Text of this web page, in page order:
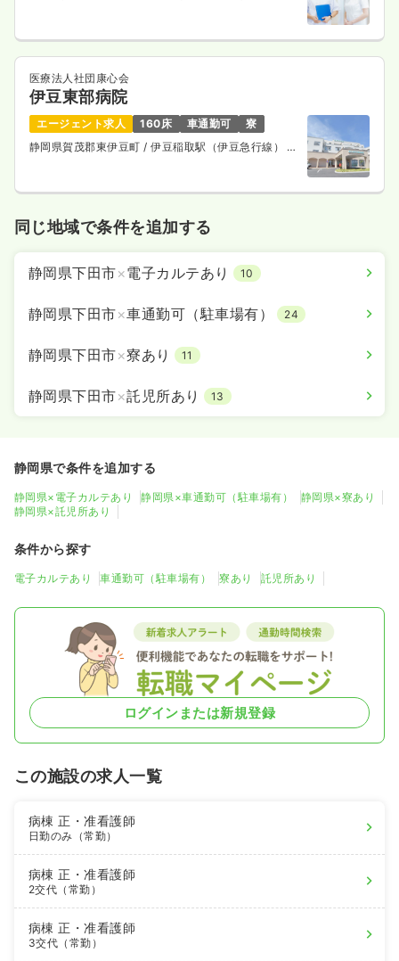
医療法人社団康心会
伊豆東部病院
エージェント求人 160床 車通勤可
寮
静岡県賀茂郡東伊豆町 / 伊豆稲取駅（伊豆急行線） バ
同じ地域で条件を追加する
静岡県下田市×電子カルテあり 10
静岡県下田市×車通勤可（駐車場有） 24
静岡県下田市×寮あり 11
静岡県下田市×託児所あり 13
静岡県で条件を追加する
静岡県×電子カルテあり 静岡県×車通勤可（駐車場有）
静岡県×寮あり
静岡県×託児所あり
条件から探す
電子カルテあり 車通勤可（駐車場有） 寮あり 託児所あり
ログインまたは新規登録
この施設の求人一覧
病棟正・准看護師
日勤のみ（常勤）
病棟正・准看護師
2交代（常勤）
病棟正・准看護師
3交代（常勤）